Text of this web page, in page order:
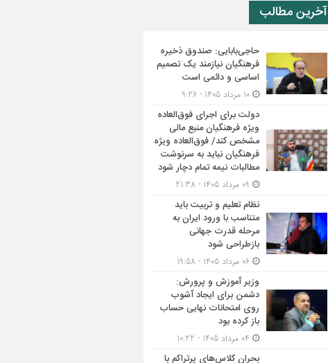
آخرین مطالب
حاجی‌بابایی: صندوق ذخیره
فرهنگیان نیازمند یک تصمیم
اساسی و دائمی است
دولت برای اجرای فوق‌العاده
ویژه فرهنگیان منبع مالی
مشخص کند/ فوق‌العاده ویژه
فرهنگیان نباید به سرنوشت
مطالبات نیمه‌ تمام دچار شود
نظام تعلیم و تربیت باید
متناسب با ورود ایران به
مرحله قدرت جهانی
بازطراحی شود
وزیر آموزش و پرورش:
دشمن برای ایجاد آشوب
روی امتحانات نهایی حساب
باز کرده بود
بحران کلاس‌های پرتراکم با